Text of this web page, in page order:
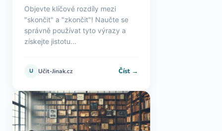
Objevte klíčové rozdíly mezi
"skončit" a "zkončit"! Naučte se
správně používat tyto výrazy a
získejte jistotu...
U Učit-Jinak.cz Číst →